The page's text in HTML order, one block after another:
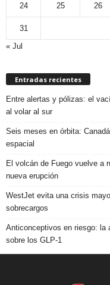
24 25 26
31
« Jul
Entradas recientes
Entre alertas y pólizas: el
al volar al sur
Seis meses en órbita:
espacial
El volcán de Fuego vuelve a
nueva erupción
WestJet evita una crisis
sobrecargos
Anticonceptivos en riesgo: la
sobre los GLP-1